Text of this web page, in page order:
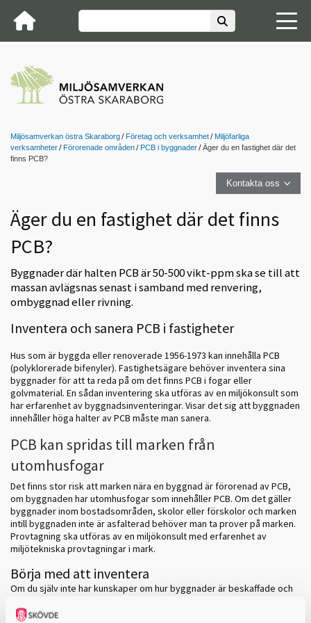
Miljösamverkan östra Skaraborg Företag och verksamhet
Miljöfarliga
verksamheter
Förorenade områden PCB i byggnader
Äger du en fastighet där det
finns PCB?
Kontakta oss
Äger du en fastighet där det finns
PCB?
Byggnader där halten PCB är 50-500 vikt-ppm ska se till att
massan avlägsnas senast i samband med renvering,
ombyggnad eller rivning.
Inventera och sanera PCB i fastigheter
Hus som är byggda eller renoverade 1956-1973 kan innehålla PCB
(polyklorerade bifenyler). Fastighetsägare behöver inventera sina
byggnader för att ta reda på om det finns PCB i fogar eller
golvmaterial. En sådan inventering ska utföras av en miljökonsult som
har erfarenhet av byggnadsinventeringar. Visar det sig att byggnaden
innehåller höga halter av PCB måste man sanera.
PCB kan spridas till marken från
utomhusfogar
Det finns stor risk att marken nära en byggnad är förorenad av PCB,
om byggnaden har utomhusfogar som innehåller PCB. Om det gäller
byggnader inom bostadsområden, skolor eller förskolor och marken
intill byggnaden inte är asfalterad behöver man ta prover på marken.
Provtagning ska utföras av en miljökonsult med erfarenhet av
miljötekniska provtagningar i mark.
Börja med att inventera
Om du själv inte har kunskaper om hur byggnader är beskaffade och
en kunnig inventerare. Det är viktigt att det företag du anlitar har god